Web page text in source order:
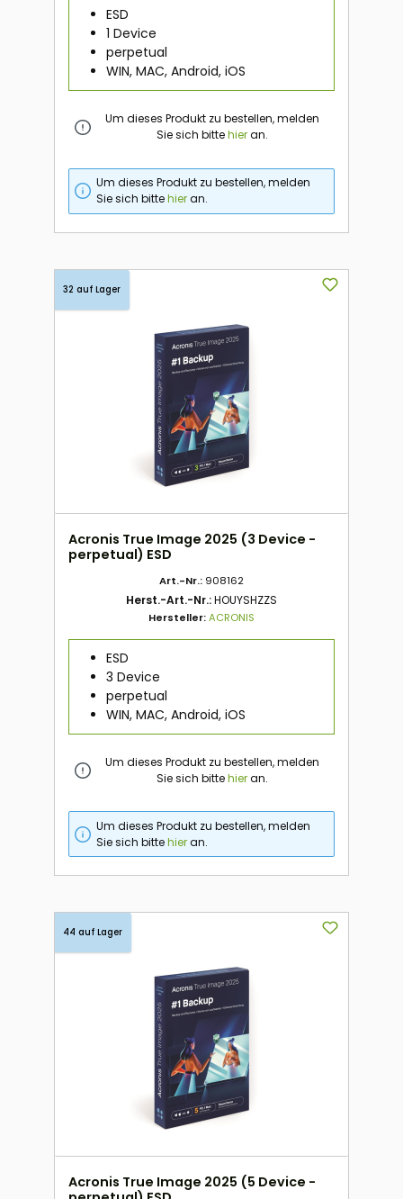
ESD
1 Device
perpetual
WIN, MAC, Android, iOS
Um dieses Produkt zu bestellen, melden
Sie sich bittehieran.
Um dieses Produkt zu bestellen, melden
Sie sich bittehieran.
32 auf Lager
Acronis True Image 2025 (3 Device -
perpetual) ESD
Art.-Nr.: 908162
Herst.-Art.-Nr.:HOUYSHZZS
Hersteller:ACRONIS
ESD
3 Device
perpetual
WIN, MAC, Android, iOS
Um dieses Produkt zu bestellen, melden
Sie sich bittehieran.
Um dieses Produkt zu bestellen, melden
Sie sich bittehieran.
44 auf Lager
Acronis True Image 2025 (5 Device -